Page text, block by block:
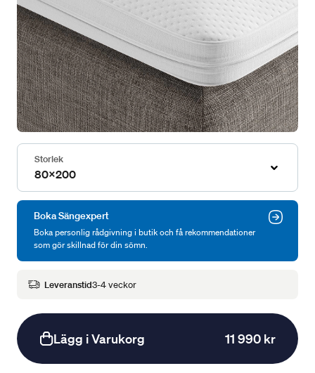
Storlek
80x200
Boka Sängexpert
Boka personlig rådgivning i butik och få rekommendationer
som gör skillnad för din sömn.
Leveranstid3-4 veckor
Lägg i Varukorg 11 990 kr